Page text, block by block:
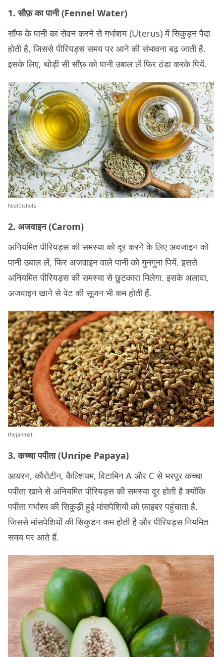
1. सौफ़ का पानी (Fennel Water)
सौंफ के पानी का सेवन करने से गर्भाशय (Uterus) में सिकुड़न पैदा
होती है, जिससे पीरियड्स समय पर आने की संभावना बढ़ जाती है.
इसके लिए, थोड़ी सी सौंफ़ को पानी उबाल लें फिर ठंडा करके पियें.
healthshots
2. अजवाइन (Carom)
अनियमित पीरियड्स की समस्या को दूर करने के लिए अवजाइन को
पानी उबाल लें, फिर अजवाइन वाले पानी को गुनगुना पियें. इससे
अनियमित पीरियड्स की समस्या से छुटकारा मिलेगा. इसके अलावा,
अजवाइन खाने से पेट की सूजन भी कम होती हैं.
thejanmat
3. कच्चा पपीता (Unripe Papaya)
आयरन, कौरोटीन, कैल्शियम, विटामिन A और C से भरपूर कच्चा
पपीता खाने से अनियमित पीरियड्स की समस्या दूर होती है क्योंकि
पपीता गर्भाश्य की सिकुड़ी हुई मांसपेशियों को फ़ाइबर पहुंचाता है,
जिससे मांसपेशियों की सिकुड़न कम होती है और पीरियड्स नियमित
समय पर आते हैं.